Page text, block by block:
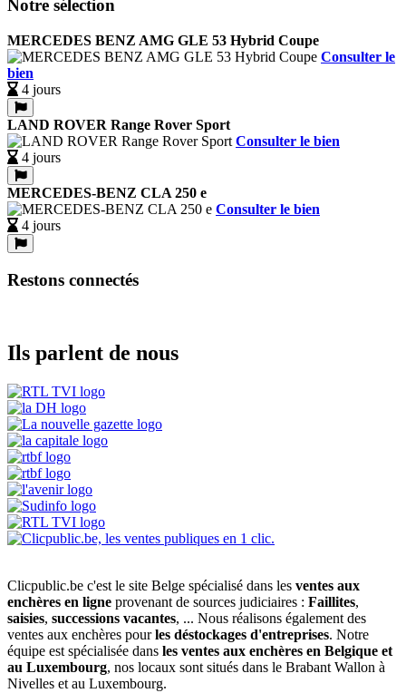
Notre sélection
MERCEDES BENZ AMG GLE 53 Hybrid Coupe
Consulter le
bien
4 jours
LAND ROVER Range Rover Sport
Consulter le bien
4 jours
MERCEDES-BENZ CLA 250 e
Consulter le bien
4 jours
Restons connectés
Ils parlent de nous
Clicpublic.be c'est le site Belge spécialisé dans les ventes aux
enchères en ligne provenant de sources judiciaires : Faillites,
saisies, successions vacantes, ... Nous réalisons également des
ventes aux enchères pourles déstockages d'entreprises. Notre
équipe est spécialisée dans les ventes aux enchères en Belgique et
au Luxembourg, nos locaux sont situés dans le Brabant Wallon à
Nivelles et au Luxembourg.